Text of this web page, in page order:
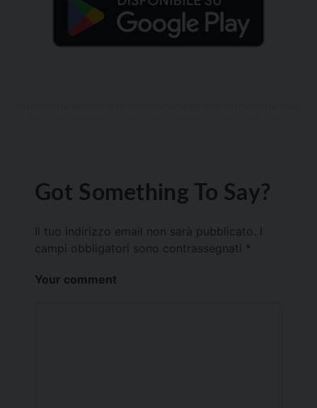
Got Something To Say?
Il tuo indirizzo email non sarà pubblicato.
campi obbligatori sono contrassegnati *
Your comment